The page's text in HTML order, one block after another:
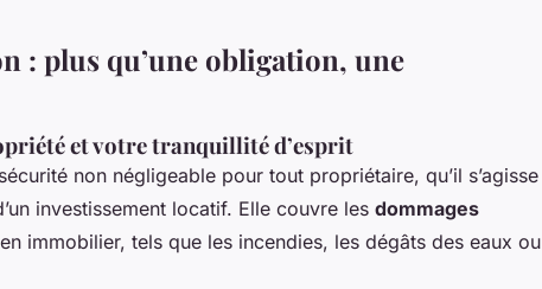
: plus qu’une obligation, une
et votre tranquillité d’esprit
non négligeable pour tout propriétaire, qu’il s’agisse
investissement locatif. Elle couvre les dommages
immobilier, tels que les incendies, les dégâts des eaux ou